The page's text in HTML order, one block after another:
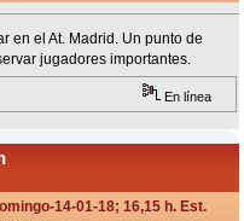
en el At. Madrid. Un punto de
jugadores importantes.
En línea
14-01-18; 16,15 h. Est.